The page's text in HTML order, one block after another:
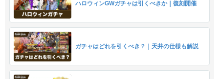
ハロウィンGWガチャは引くべきか｜復刻開催
ガチャはどれを引くべき？｜天井の仕様も解説